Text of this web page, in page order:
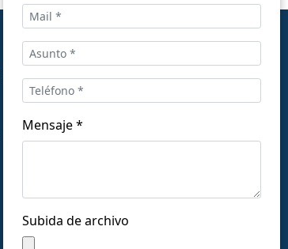
Mensaje *
Subida de archivo
Síguenos en las redes: